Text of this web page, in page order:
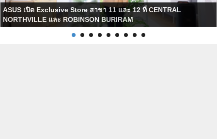
ASUS เปิด Exclusive Store สาขา 11 และ 12 ที่ CENTRAL
NORTHVILLE และ ROBINSON BURIRAM